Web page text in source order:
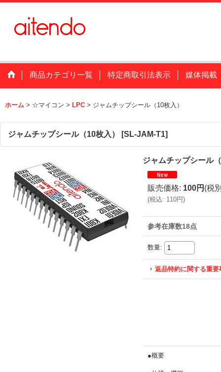
商品カテゴリ一覧 特定商取引法表示 媒体掲載
ホーム > ☆マイコン > LPC > ジャムチップシール（10枚入）
ジャムチップシール（10枚入） [SL-JAM-T1]
ジャムチップシール
販売価格: 100円 (税
(税込: 110円)
参考在庫数18点
数量:
返品特約に関する重要
●概要